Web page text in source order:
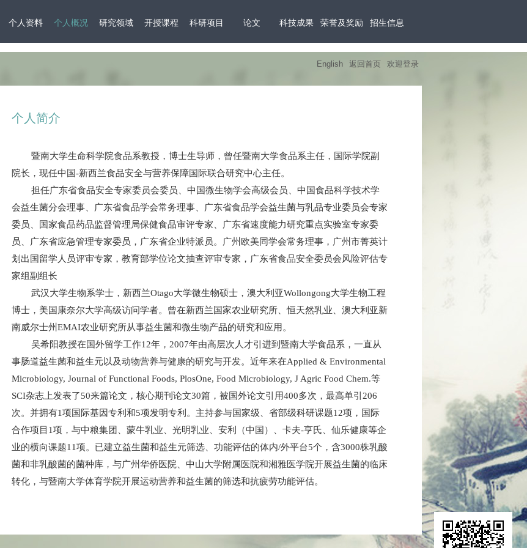
个人资料 个人概况 研究领域 开授课程 科研项目 论文 科技成果 荣誉及奖励 招生信息
English 返回首页 欢迎登录
个人简介
暨南大学生命科学院食品系教授，博士生导师，曾任暨南大学食品系主任，国际学院副
院长，现任中国-新西兰食品安全与营养保障国际联合研究中心主任。
担任广东省食品安全专家委员会委员、中国微生物学会高级会员、中国食品科学技术学
会益生菌分会理事、广东省食品学会常务理事、广东省食品学会益生菌与乳品专业委员会专家
委员、国家食品药品监督管理局保健食品审评专家、广东省速度能力研究重点实验室专家委
员、广东省应急管理专家委员，广东省企业特派员。广州欧美同学会常务理事，广州市菁英计
划出国留学人员评审专家，教育部学位论文抽查评审专家，广东省食品安全委员会风险评估专
家组副组长
武汉大学生物系学士，新西兰Otago大学微生物硕士，澳大利亚Wollongong大学生物工程
博士，美国康奈尔大学高级访问学者。曾在新西兰国家农业研究所、恒天然乳业、澳大利亚新
南威尔士州EMAI农业研究所从事益生菌和微生物产品的研究和应用。
吴希阳教授在国外留学工作12年， 2007年由高层次人才引进到暨南大学食品系，一直从
事肠道益生菌和益生元以及动物营养与健康的研究与开发。近年来在Applied & Environmental
Microbiology, Journal of Functional Foods, PlosOne, Food Microbiology, J Agric Food Chem.等
SCI杂志上发表了50来篇论文，核心期刊论文30篇，被国外论文引用400多次，最高单引 206
次。并拥有1项国际基因专利和5项发明专利。主持参与国家级、省部级科研课题12项，国际
合作项目 1项，与中粮集团、蒙牛乳业、光明乳业、安利（中国）、卡夫-亨氏、仙乐健康等企
业的横向课题11项。已建立益生菌和益生元筛选、功能评估的体内/外平台5个，含3000株乳酸
菌和非乳酸菌的菌种库，与广州华侨医院、中山大学附属医院和湘雅医学院开展益生菌的临床
转化，与暨南大学体育学院开展运动营养和益生菌的筛选和抗疲劳功能评估。
议主席和做大会报告，参与国际益生菌标准的制定和修改。任国际食品科技期刊International